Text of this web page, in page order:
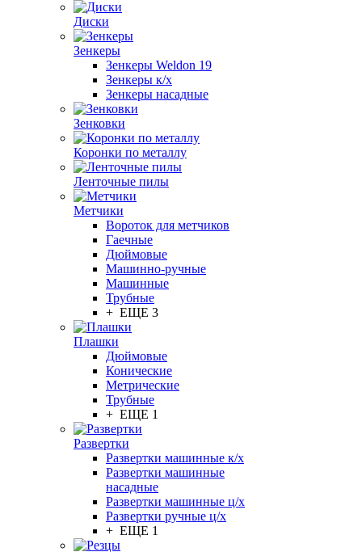
Диски
Зенкеры
Зенкеры Weldon 19
Зенкеры к/х
Зенкеры насадные
Зенковки
Коронки по металлу
Ленточные пилы
Метчики
Вороток для метчиков
Гаечные
Дюймовые
Машинно-ручные
Машинные
Трубные
+ ЕЩЕ 3
Плашки
Дюймовые
Конические
Метрические
Трубные
+ ЕЩЕ 1
Развертки
Развертки машинные к/х
Развертки машинные
насадные
Развертки машинные ц/х
Развертки ручные ц/х
+ ЕЩЕ 1